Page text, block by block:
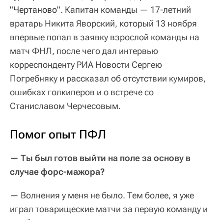
"Чертаново". Капитан команды — 17-летний
вратарь Никита Яворский, который 13 ноября
впервые попал в заявку взрослой команды на
матч ФНЛ, после чего дал интервью
корреспонденту РИА Новости Сергею
Погребняку и рассказал об отсутствии кумиров,
ошибках голкиперов и о встрече со
Станиславом Черчесовым.
Помог опыт ПФЛ
— Ты был готов выйти на поле за основу в
случае форс-мажора?
— Волнения у меня не было. Тем более, я уже
играл товарищеские матчи за первую команду и